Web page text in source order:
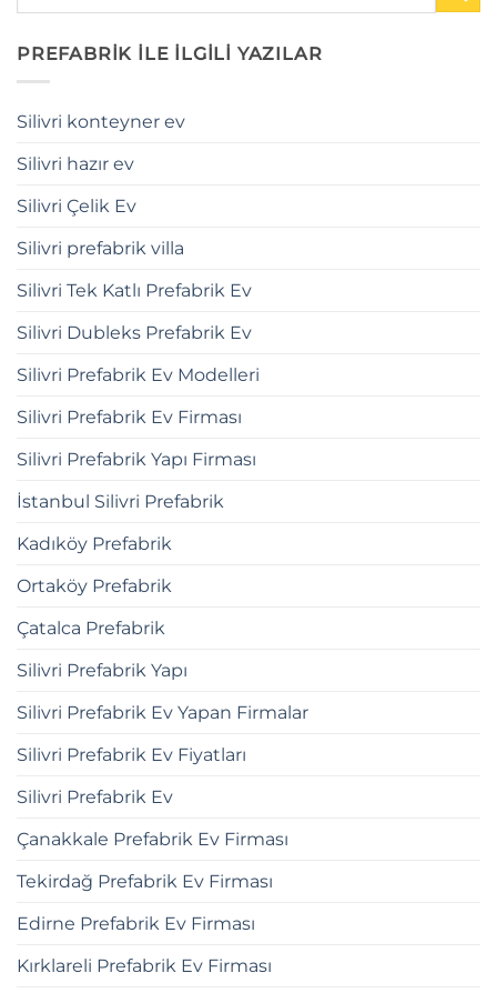
PREFABRİK İLE İLGİLİ YAZILAR
Silivri konteyner ev
Silivri hazır ev
Silivri Çelik Ev
Silivri prefabrik villa
Silivri Tek Katlı Prefabrik Ev
Silivri Dubleks Prefabrik Ev
Silivri Prefabrik Ev Modelleri
Silivri Prefabrik Ev Firması
Silivri Prefabrik Yapı Firması
İstanbul Silivri Prefabrik
Kadıköy Prefabrik
Ortaköy Prefabrik
Çatalca Prefabrik
Silivri Prefabrik Yapı
Silivri Prefabrik Ev Yapan Firmalar
Silivri Prefabrik Ev Fiyatları
Silivri Prefabrik Ev
Çanakkale Prefabrik Ev Firması
Tekirdağ Prefabrik Ev Firması
Edirne Prefabrik Ev Firması
Kırklareli Prefabrik Ev Firması